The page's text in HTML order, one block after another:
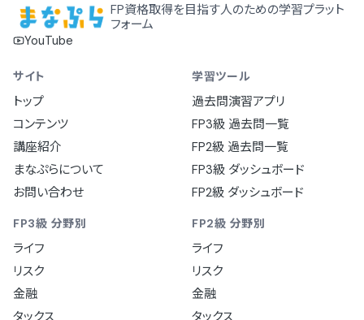
FP資格取得を目指す人のための学習プラット
フォーム
YouTube
サイト
トップ
コンテンツ
講座紹介
まなぷらについて
お問い合わせ
学習ツール
過去問演習アプリ
FP3級 過去問一覧
FP2級 過去問一覧
FP3級 ダッシュボード
FP2級 ダッシュボード
FP3級 分野別
ライフ
リスク
金融
タックス
FP2級 分野別
ライフ
リスク
金融
タックス